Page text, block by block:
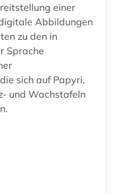
einer
Abbildungen
zu den in
Sprache
sich auf Papyri,
und Wachstafeln